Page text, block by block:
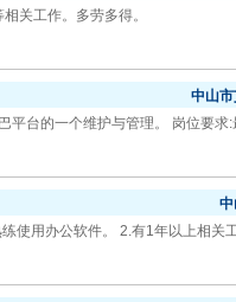
关工作。多劳多得。
中山
平台的一个维护与管理。 岗位要
使用办公软件。 2.有1年以上相